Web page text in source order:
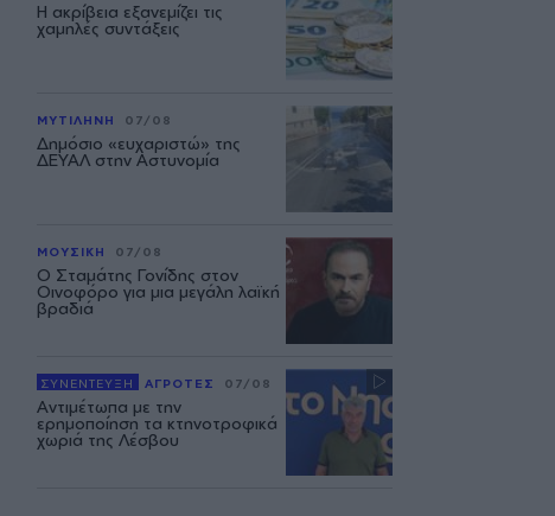
Η ακρίβεια εξανεμίζει τις
χαμηλές συντάξεις
ΜΥΤΙΛΗΝΗ 07/08
Δημόσιο «ευχαριστώ» της
ΔΕΥΑΛ στην Αστυνομία
ΜΟΥΣΙΚΗ 07/08
Ο Σταμάτης Γονίδης στον
Οινοφόρο για μια μεγάλη λαϊκή
βραδιά
ΣΥΝΕΝΤΕΥΞΗ ΑΓΡΟΤΕΣ 07/08
Αντιμέτωπα με την
ερημοποίηση τα κτηνοτροφικά
χωριά της Λέσβου